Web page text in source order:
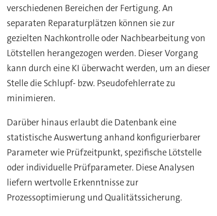
verschiedenen Bereichen der Fertigung. An
separaten Reparaturplätzen können sie zur
gezielten Nachkontrolle oder Nachbearbeitung von
Lötstellen herangezogen werden. Dieser Vorgang
kann durch eine KI überwacht werden, um an dieser
Stelle die Schlupf- bzw. Pseudofehlerrate zu
minimieren.
Darüber hinaus erlaubt die Datenbank eine
statistische Auswertung anhand konfigurierbarer
Parameter wie Prüfzeitpunkt, spezifische Lötstelle
oder individuelle Prüfparameter. Diese Analysen
liefern wertvolle Erkenntnisse zur
Prozessoptimierung und Qualitätssicherung.